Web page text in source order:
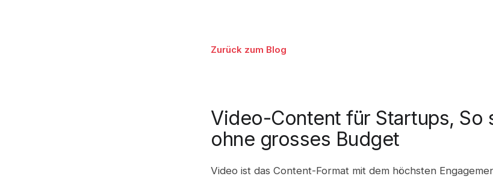
Zurück zum Blog
Video-Content für Startups, So
ohne grosses Budget
Video ist das Content-Format mit dem höchsten